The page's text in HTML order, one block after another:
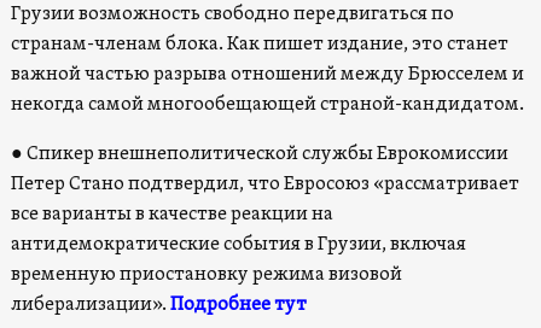
Грузии возможность свободно передвигаться по
странам-членам блока. Как пишет издание, это станет
важной частью разрыва отношений между Брюсселем и
некогда самой многообещающей страной-кандидатом.
● Спикер внешнеполитической службы Еврокомиссии
Петер Стано подтвердил, что Евросоюз «рассматривает
все варианты в качестве реакции на
антидемократические события в Грузии, включая
временную приостановку режима визовой
либерализации». Подробнее тут